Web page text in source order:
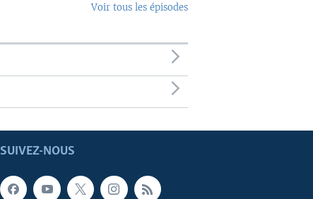
Voir tous les épisodes
SUIVEZ-NOUS